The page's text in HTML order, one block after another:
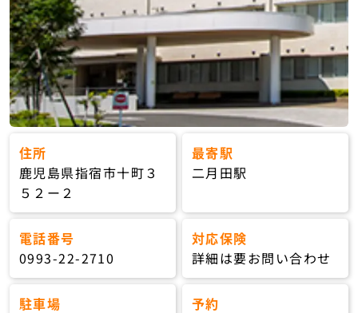
住所
鹿児島県指宿市十町３
５２ー２
最寄駅
二月田駅
電話番号
0993-22-2710
対応保険
詳細は要お問い合わせ
駐車場 予約